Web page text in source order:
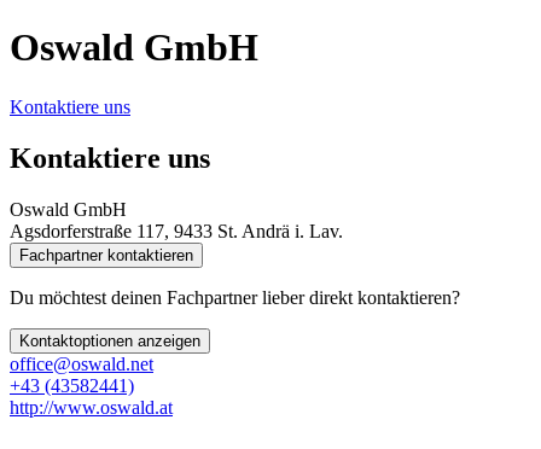
Oswald GmbH
Kontaktiere uns
Kontaktiere uns
Oswald GmbH
Agsdorferstraße 117, 9433 St. Andrä i. Lav.
Fachpartner kontaktieren
Du möchtest deinen Fachpartner lieber direkt kontaktieren?
Kontaktoptionen anzeigen
office@oswald.net
+43 (43582441)
http://www.oswald.at